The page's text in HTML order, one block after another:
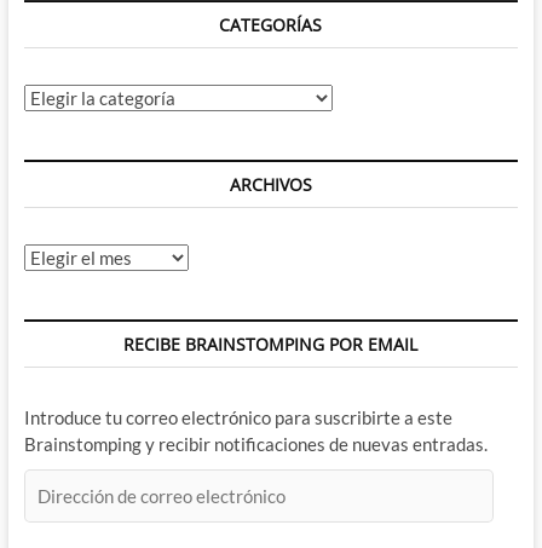
CATEGORÍAS
Categorías
ARCHIVOS
Archivos
RECIBE BRAINSTOMPING POR EMAIL
Introduce tu correo electrónico para suscribirte a este
Brainstomping y recibir notificaciones de nuevas entradas.
de